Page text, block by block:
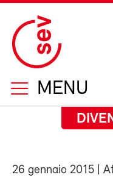
MENU
26 gennaio 2015 |